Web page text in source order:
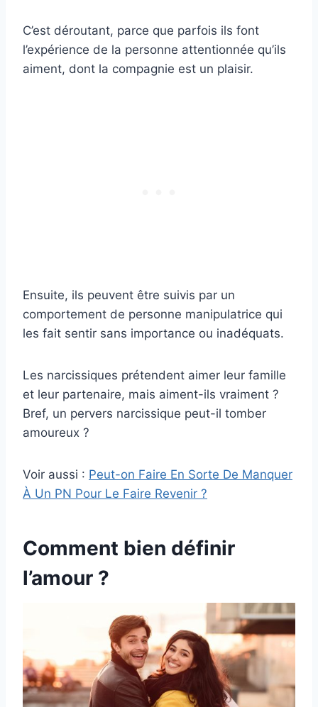
C’est déroutant, parce que parfois ils font
l’expérience de la personne attentionnée qu’ils
aiment, dont la compagnie est un plaisir.
Ensuite, ils peuvent être suivis par un
comportement de personne manipulatrice qui
les fait sentir sans importance ou inadéquats.
Les narcissiques prétendent aimer leur famille
et leur partenaire, mais aiment-ils vraiment ?
Bref, un pervers narcissique peut-il tomber
amoureux ?
Voir aussi : Peut-on Faire En Sorte De Manquer
À Un PN Pour Le Faire Revenir ?
Comment bien définir
l’amour ?